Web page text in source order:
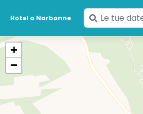
Hotel a Narbonne
Inserisci
le
date
+
−